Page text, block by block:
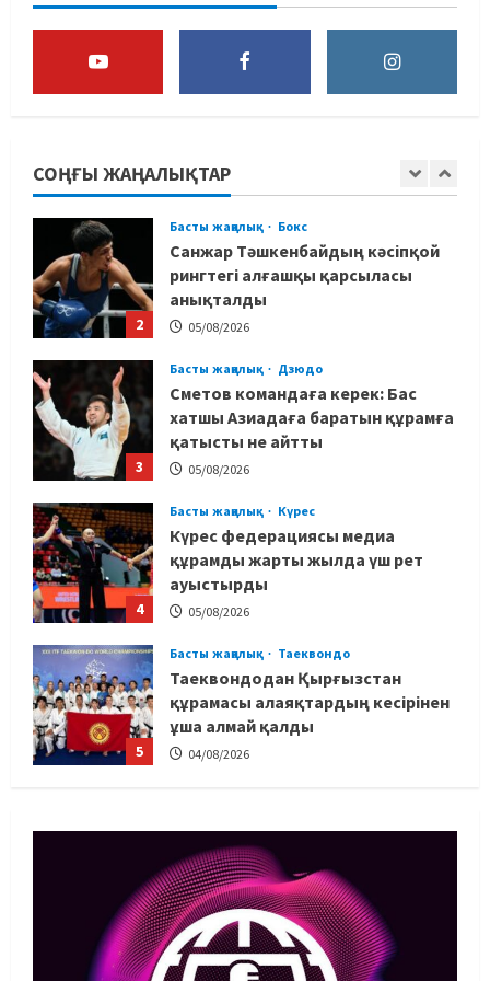
СОҢҒЫ ЖАҢАЛЫҚТАР
ұша алмай қалды
1 05/08/2026
2
Басты жаңалық Бокс
Санжар Тәшкенбайдың кәсіпқой
рингтегі алғашқы қарсыласы
анықталды
05/08/2026
3
Басты жаңалық Дзюдо
Сметов командаға керек: Бас
хатшы Азиадаға баратын құрамға
қатысты не айтты
05/08/2026
4
Басты жаңалық Күрес
Күрес федерациясы медиа
құрамды жарты жылда үш рет
ауыстырды
05/08/2026
5
Басты жаңалық Таеквондо
Таеквондодан Қырғызстан
құрамасы алаяқтардың кесірінен
ұша алмай қалды
04/08/2026
1
федерациясы дағыстандық
маманды тағы да шақыртты
05/08/2026
Басты жаңалық Бокс
Санжар Тәшкенбайдың кәсіпқой